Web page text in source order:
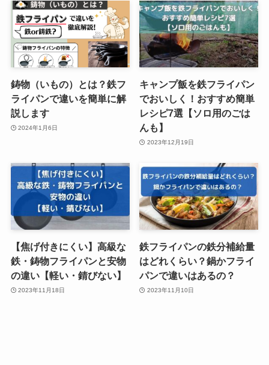
鋳物（いもの）とは？鉄フ
ライパンで違いを簡単に解
説します
2024年1月6日
キャンプ飯を鉄フライパン
でおいしく！おすすめ簡単
レシピ7選【ソロ用のごは
んも】
2023年12月19日
【焦げ付きにくい】高級な
鉄・鋳物フライパンと安物
の違い【軽い・錆びない】
2023年11月18日
鉄フライパンの鉄分補給量
はどれくらい？鍋かフライ
パンで違いはあるの？
2023年11月10日